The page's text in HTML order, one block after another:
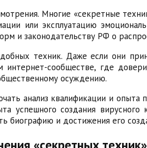
Многие «секретные
или эксплуатацию
и законодательству РФ о
техник. Даже если они
сообществе, где
осуждению.
анализ квалификации и
успешного создания
и достижения его
«секретных